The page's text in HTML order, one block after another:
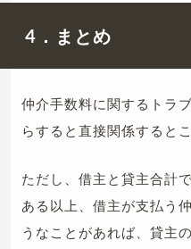
4．まとめ
仲介手数料に関するトラ
らすると直接関係すると
ただし、借主と貸主合計
ある以上、借主が支払う
うなことがあれば、貸主